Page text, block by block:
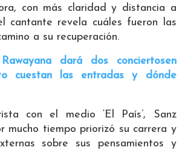
con más claridad y distancia a
cantante revela cuáles fueron las
a su recuperación.
Rawayana dará dos conciertosen
cuestan las entradas y dónde
con el medio ‘El País’, Sanz
mucho tiempo priorizó su carrera y
sobre sus pensamientos y